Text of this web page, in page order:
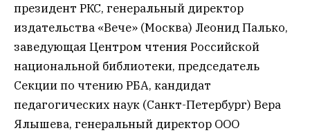
президент РКС, генеральный директор
издательства «Вече» (Москва) Леонид Палько,
заведующая Центром чтения Российской
национальной библиотеки, председатель
Секции по чтению РБА, кандидат
педагогических наук (Санкт-Петербург) Вера
Ялышева, генеральный директор ООО